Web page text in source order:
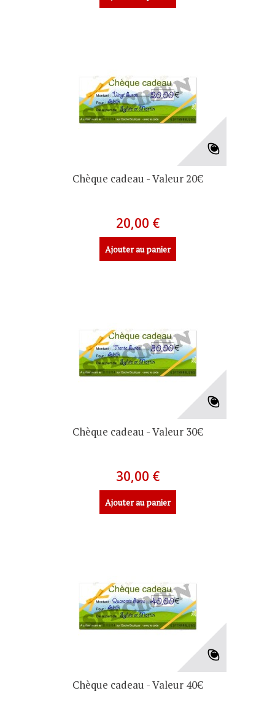
Chèque cadeau - Valeur 20€
20,00 €
Ajouter au panier
Chèque cadeau - Valeur 30€
30,00 €
Ajouter au panier
Chèque cadeau - Valeur 40€